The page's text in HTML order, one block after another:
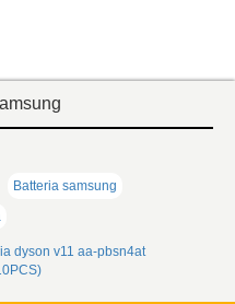
Batteria samsung
dyson v11 aa-pbsn4at